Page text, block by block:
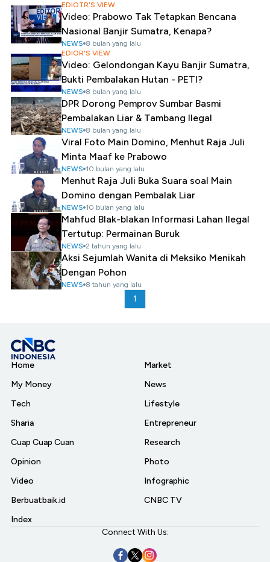
EDIOTR'S VIEW
Video: Prabowo Tak Tetapkan Bencana
Nasional Banjir Sumatra, Kenapa?
NEWS 8 bulan yang lalu
EDIOR'S VIEW
Video: Gelondongan Kayu Banjir Sumatra,
Bukti Pembalakan Hutan - PETI?
NEWS 8 bulan yang lalu
DPR Dorong Pemprov Sumbar Basmi
Pembalakan Liar & Tambang Ilegal
NEWS 8 bulan yang lalu
Viral Foto Main Domino, Menhut Raja Juli
Minta Maaf ke Prabowo
NEWS 10 bulan yang lalu
Menhut Raja Juli Buka Suara soal Main
Domino dengan Pembalak Liar
NEWS 10 bulan yang lalu
Mahfud Blak-blakan Informasi Lahan Ilegal
Tertutup: Permainan Buruk
NEWS 2 tahun yang lalu
Aksi Sejumlah Wanita di Meksiko Menikah
Dengan Pohon
NEWS 8 tahun yang lalu
1
Home
My Money
Tech
Sharia
Cuap Cuap Cuan
Opinion
Video
Berbuatbaik.id
Index
Market
News
Lifestyle
Entrepreneur
Research
Photo
Infographic
CNBC TV
Connect With Us: